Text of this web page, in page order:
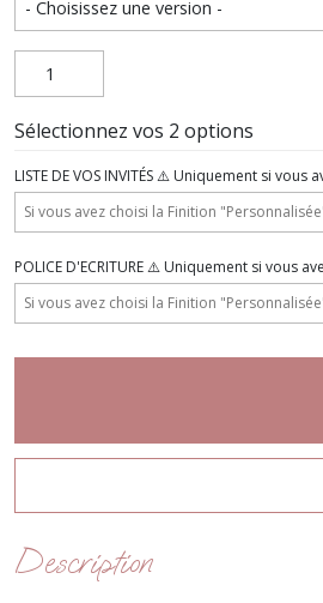
Sélectionnez vos 2 options
LISTE DE VOS INVITÉS ⚠️ Uniquement si
POLICE D'ECRITURE ⚠️ Uniquement si vous
Description